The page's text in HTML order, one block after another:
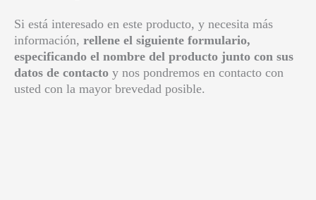
Si está interesado en este producto, y necesita más
información, rellene el siguiente formulario,
especificando el nombre del producto junto con sus
datos de contacto y nos pondremos en contacto con
usted con la mayor brevedad posible.